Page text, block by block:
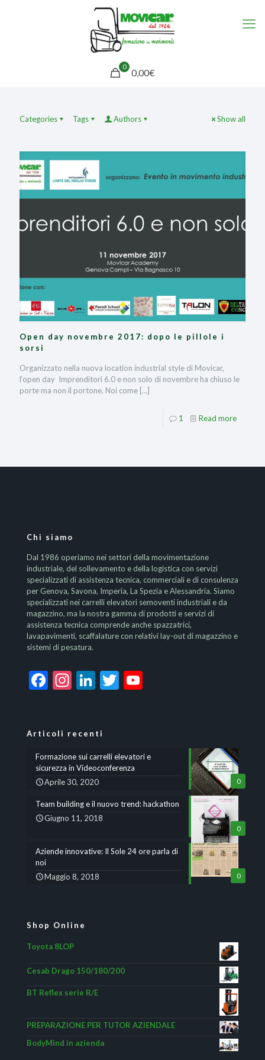
0
0,00€
Categories Tags Authors Show all
Open day novembre 2017: dopo le pillole i
sorsi
Organizzato nella nuova location industrial style di Movicar,
l‘open day Imprenditori 6.0 e non solo di novembre ha chiuso le
porte ma non il portone. Noi come […]
1 Read more
Chi siamo
Dal 1986 operiamo nei settori della movimentazione
industriale, del sollevamento e della logistica con servizi
specializzati di assistenza tecnica, commerciali e di consulenza
per Genova, Savona, Imperia, La Spezia e Alessandria. Siamo
specializzati nei carrelli elevatori semoventi industriali e da
magazzino, ma la nostra gamma di prodotti e servizi di
assistenza tecnica comprende anche spazzatrici,
lavapavimenti, scaffalature con relativi lay-out di magazzino e
sistemi di pesatura.
Facebook
Instagram
LinkedIn
Twitter
Articoli recenti
0
Formazione sui carrelli elevatori e
sicurezza in Videoconferenza
Aprile 30, 2020
0
Team building e il nuovo trend: hackathon
Giugno 11, 2018
0
Aziende innovative: Il Sole 24 ore parla di
noi
Maggio 8, 2018
Shop Online
Toyota 8LOP
Cesab Drago 150/180/200
BT Reflex serie R/E
PREPARAZIONE PER TUTOR AZIENDALE
BodyMind in azienda